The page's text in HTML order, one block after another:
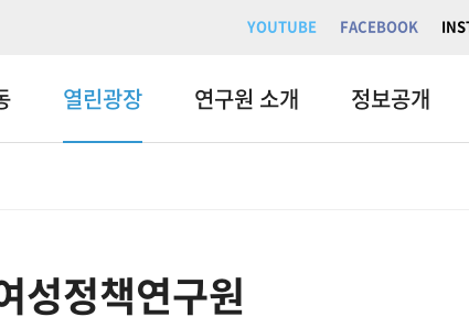
YOUTUBE FACEBOOK
열린광장 연구원 소개 정보공개
성정책연구원